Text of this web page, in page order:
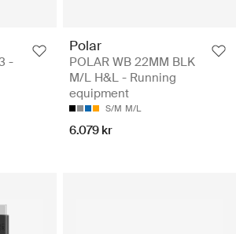
-
Polar
POLAR WB 22MM BLK
M/L H&L - Running
equipment
S/M M/L
6.079 kr